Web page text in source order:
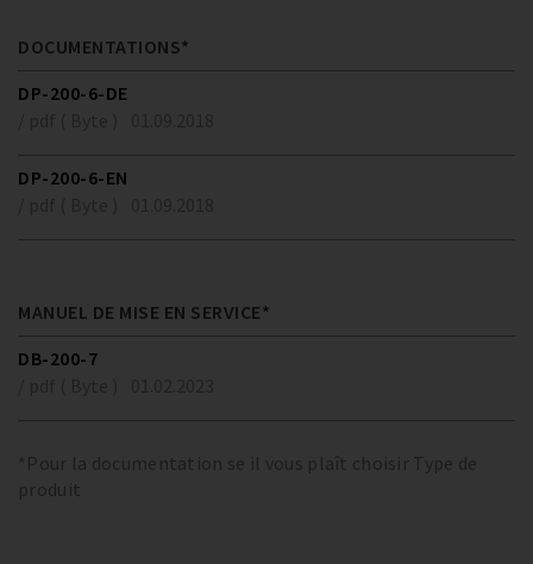
DOCUMENTATIONS*
DP-200-6-DE
DP-200-6-EN
MANUEL DE MISE EN SERVICE*
DB-200-7
*Pour la documentation se il vous plaît choisir Type de
produit